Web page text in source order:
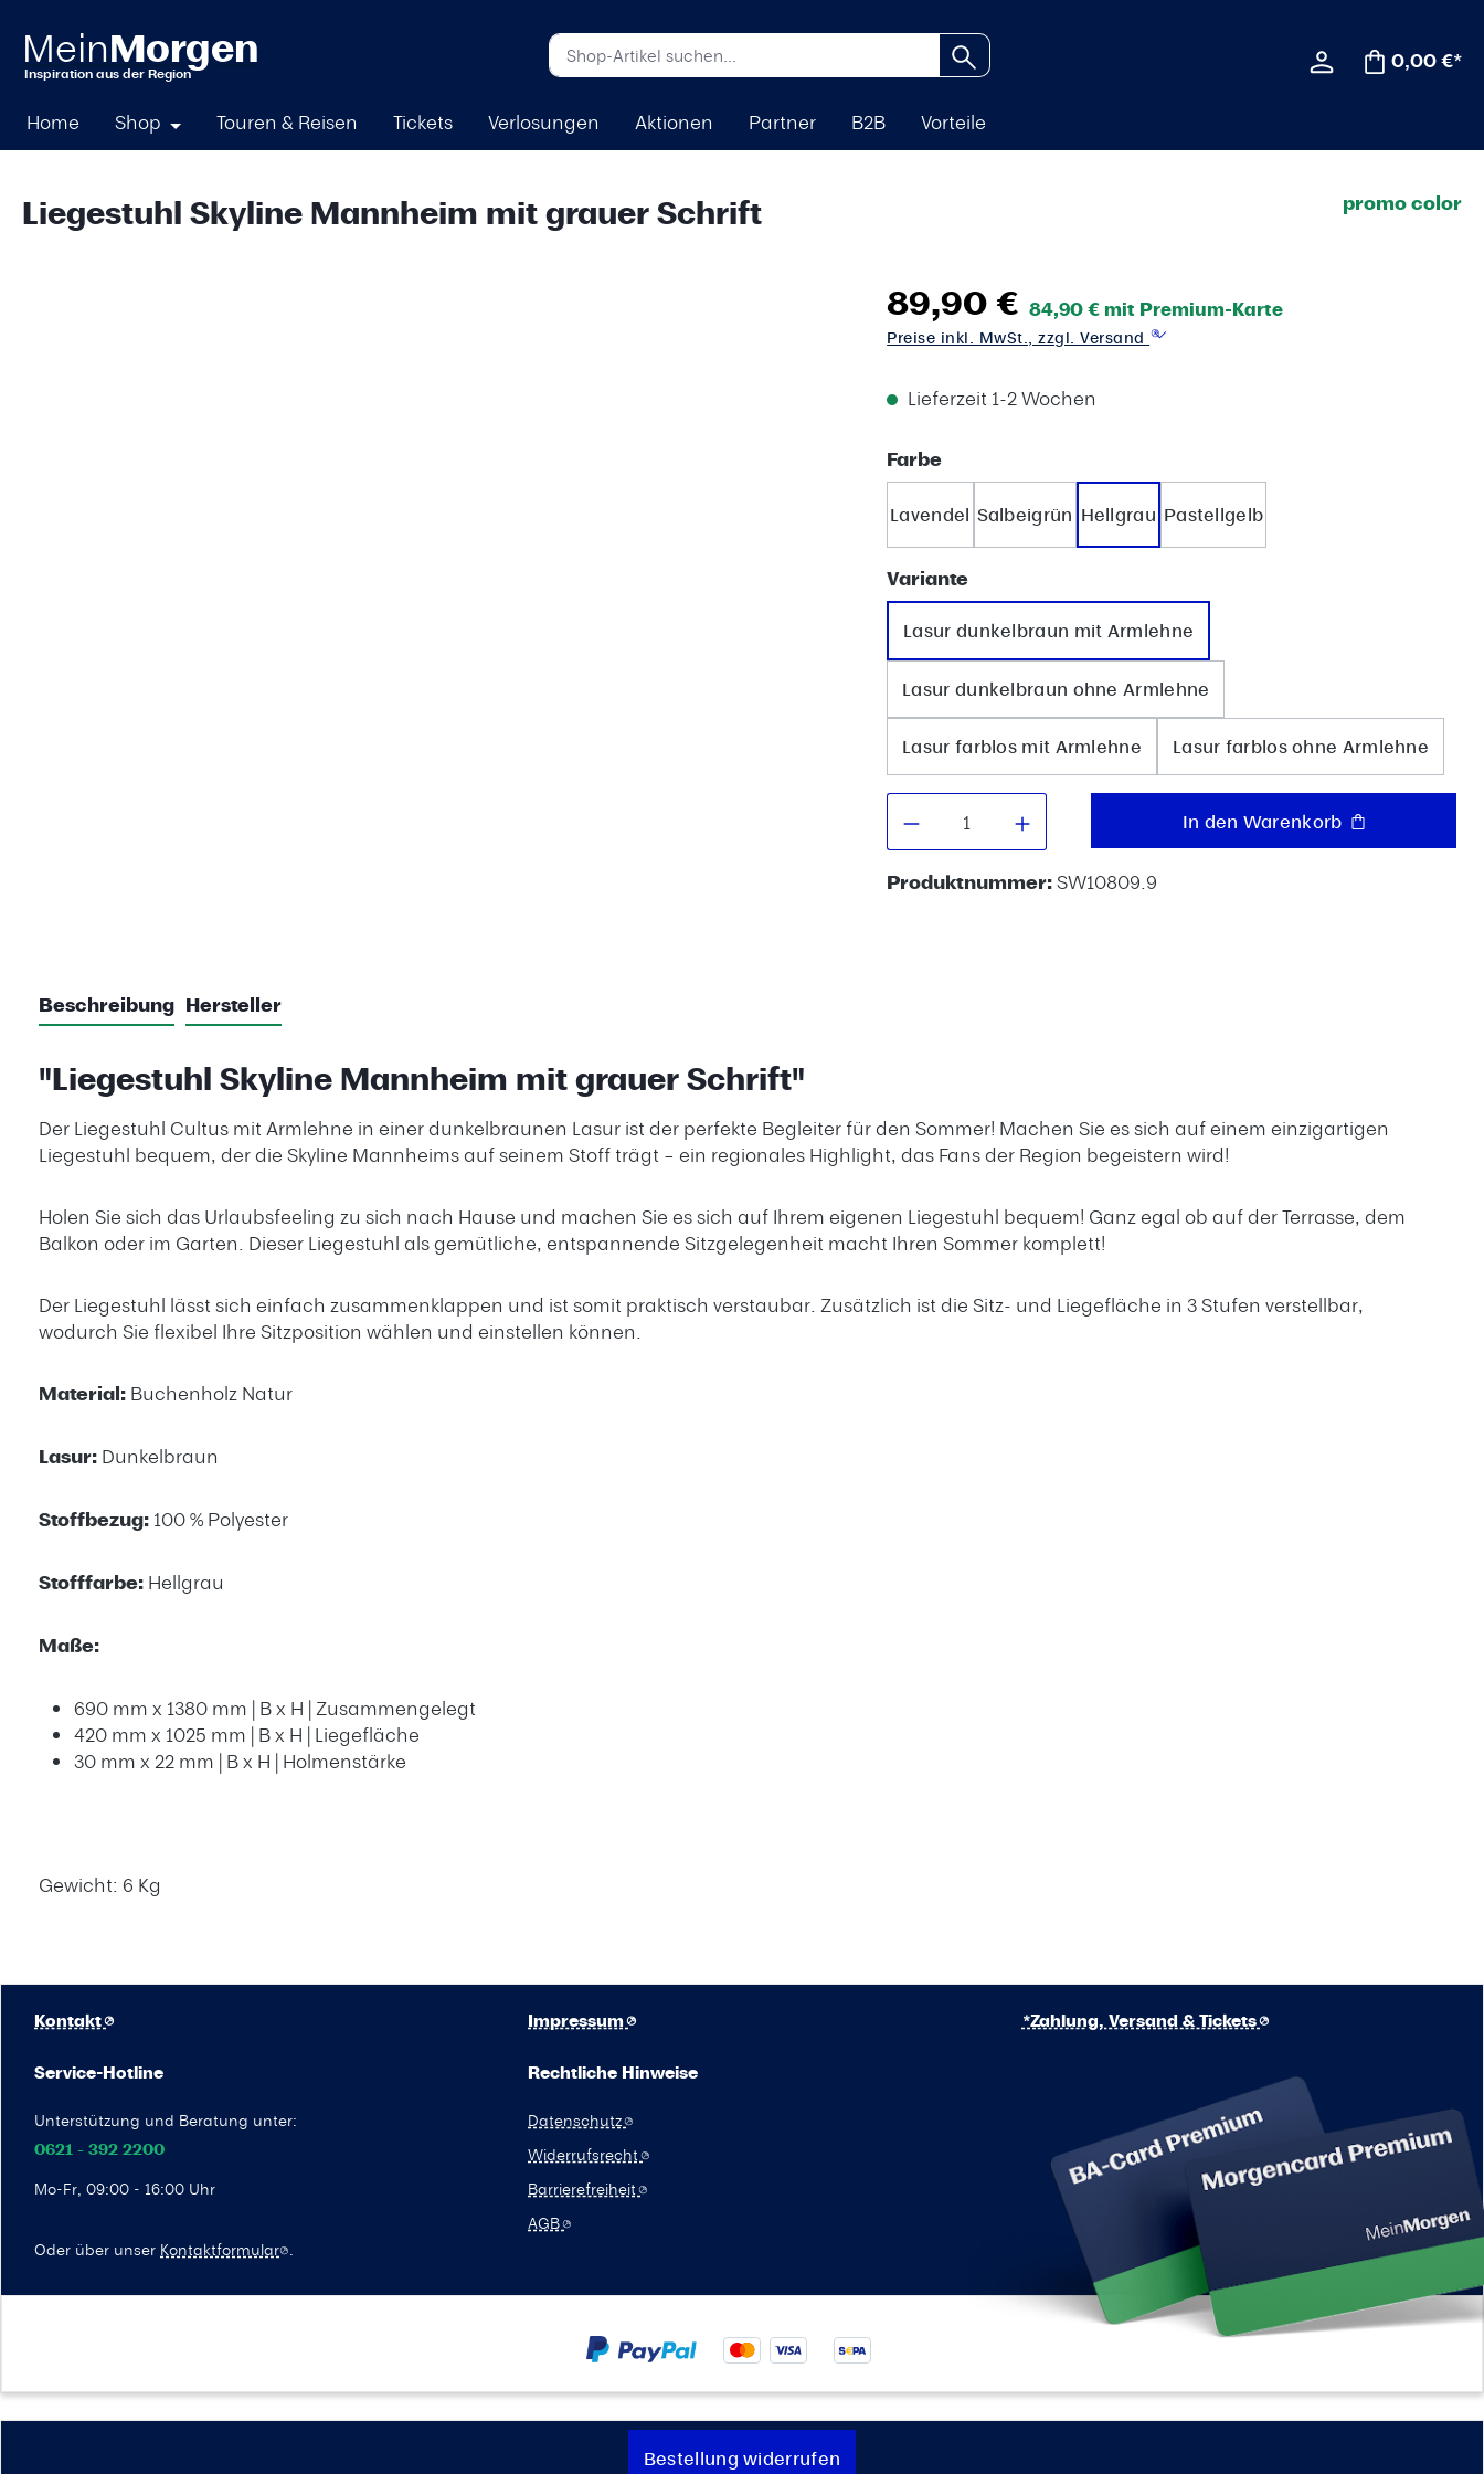
0,00 €*
Home Shop Touren & Reisen Tickets Verlosungen Aktionen Partner B2B Vorteile
Liegestuhl Skyline Mannheim mit grauer Schrift promo color
89,90 € 84,90 € mit Premium-Karte
Preise inkl. MwSt., zzgl. Versand
Lieferzeit 1-2 Wochen
Farbeauswählen
Lavendel Salbeigrün Hellgrau Pastellgelb
Varianteauswählen
Lasur dunkelbraun mit Armlehne
Lasur dunkelbraun ohne Armlehne
Lasur farblos mit Armlehne Lasur farblos ohne Armlehne
Produkt Anzahl: Gib den gewünschten
In den Warenkorb
Produktnummer:SW10809.9
Beschreibung Hersteller
"Liegestuhl Skyline Mannheim mit grauer Schrift"
Der Liegestuhl Cultus mit Armlehne in einer dunkelbraunen Lasur ist der perfekte Begleiter für den Sommer! Machen Sie es sich auf einem einzigartigen
Liegestuhl bequem, der die Skyline Mannheims auf seinem Stoff trägt – ein regionales Highlight, das Fans der Region begeistern wird!
Holen Sie sich das Urlaubsfeeling zu sich nach Hause und machen Sie es sich auf Ihrem eigenen Liegestuhl bequem! Ganz egal ob auf der Terrasse, dem
Balkon oder im Garten. Dieser Liegestuhl als gemütliche, entspannende Sitzgelegenheit macht Ihren Sommer komplett!
Der Liegestuhl lässt sich einfach zusammenklappen und ist somit praktisch verstaubar. Zusätzlich ist die Sitz- und Liegefläche in 3 Stufen verstellbar,
wodurch Sie flexibel Ihre Sitzposition wählen und einstellen können.
Material: Buchenholz Natur
Lasur: Dunkelbraun
Stoffbezug: 100 % Polyester
Stofffarbe: Hellgrau
Maße:
690 mm x 1380 mm | B x H | Zusammengelegt
420 mm x 1025 mm | B x H | Liegefläche
30 mm x 22 mm | B x H | Holmenstärke
Gewicht: 6 Kg
Service-Hotline
Unterstützung und Beratung unter:
0621 - 392 2200
Mo-Fr, 09:00 - 16:00 Uhr
Oder über unser Kontaktformular .
Kontakt Impressum *Zahlung, Versand & Tickets
Rechtliche Hinweise
Datenschutz
Widerrufsrecht
Barrierefreiheit
AGB
Bestellung widerrufen